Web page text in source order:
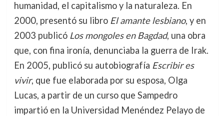
humanidad, el capitalismo y la naturaleza. En
2000, presentó su libro El amante lesbiano, y en
2003 publicó Los mongoles en Bagdad, una obra
que, con fina ironía, denunciaba la guerra de Irak.
En 2005, publicó su autobiografía Escribir es
vivir, que fue elaborada por su esposa, Olga
Lucas, a partir de un curso que Sampedro
impartió en la Universidad Menéndez Pelayo de